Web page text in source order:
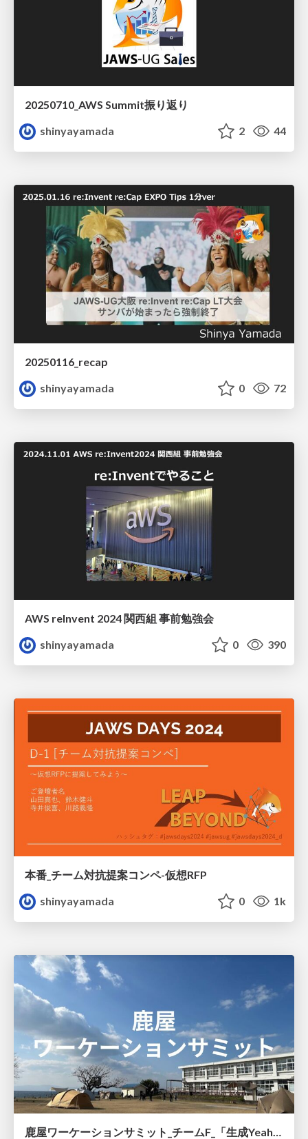
20250710_AWS Summit振り返り
shinyayamada
2 44
20250116_recap
shinyayamada
0 72
AWS reInvent 2024 関西組 事前勉強会
shinyayamada
0 390
本番_チーム対抗提案コンペ-仮想RFP
shinyayamada
0 1k
鹿屋ワーケーションサミット_チームF_「生成Yeah~Iアプリ」の紹介